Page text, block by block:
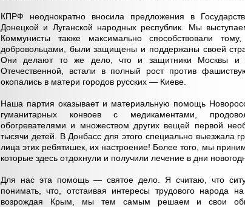
КПРФ неоднократно вносила предложения в
Донецкой и Луганской народных республик. Мы
Коммунисты также максимально способствовали
добровольцами, были защищены и поддержаны своей
Они делают то же дело, что и защитники Москвы и
Отечественной, встали в полный рост против
окопались в матери городов русских — Киеве.
Наша партия оказывает и материальную помощь
гуманитарных конвоев с медикаментами,
обогревателями и множеством других вещей первой
тысячи детей. В Донбасс для этого специально выезжала
лица этих ребятишек, их настроение! Более того, мы
которые здесь отдохнули и получили лечение в дни
Для нас эта помощь — святое дело. Я считаю, что
понимать, что, отстаивая интересы трудового народа
возрождая Крым, мы тем самым решаем и свои